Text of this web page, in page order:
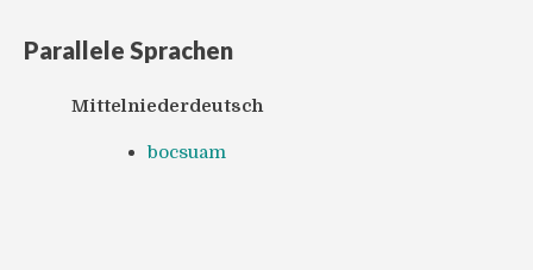
Parallele Sprachen
Mittelniederdeutsch
bocsuam